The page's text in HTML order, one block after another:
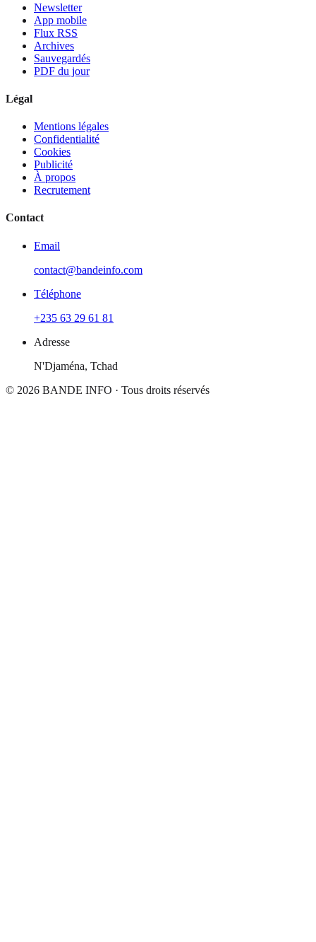
Newsletter
App mobile
Flux RSS
Archives
Sauvegardés
PDF du jour
Légal
Mentions légales
Confidentialité
Cookies
Publicité
À propos
Recrutement
Contact
Email
contact@bandeinfo.com
Téléphone
+235 63 29 61 81
Adresse
N'Djaména, Tchad
© 2026 BANDE INFO · Tous droits réservés